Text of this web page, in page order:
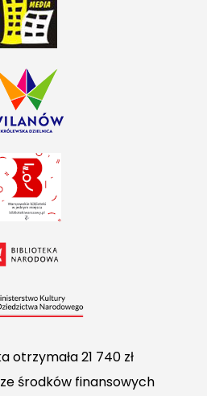
otrzymała 21 740 zł
środków finansowych